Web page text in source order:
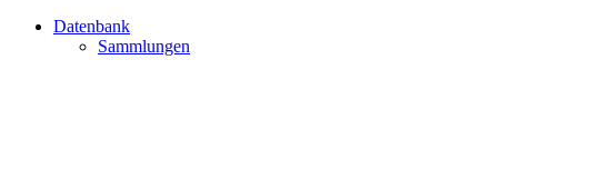
Datenbank
Sammlungen